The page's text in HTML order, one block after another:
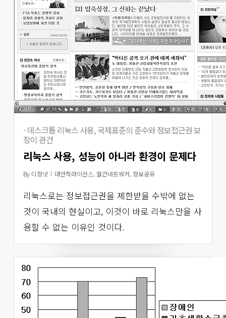
- 데스크톱 리눅스 사용, 국제표준의 준수와 정보접근권 보
장이 관건
리눅스 사용, 성능이 아니라 환경이 문제다
By 디정넷 대안적라이선스, 월간네트워커, 정보공유
리눅스로는 정보접근권을 제한받을 수밖에 없는
것이 국내의 현실이고, 이것이 바로 리눅스만을 사
용할 수 없는 이유인 것이다.